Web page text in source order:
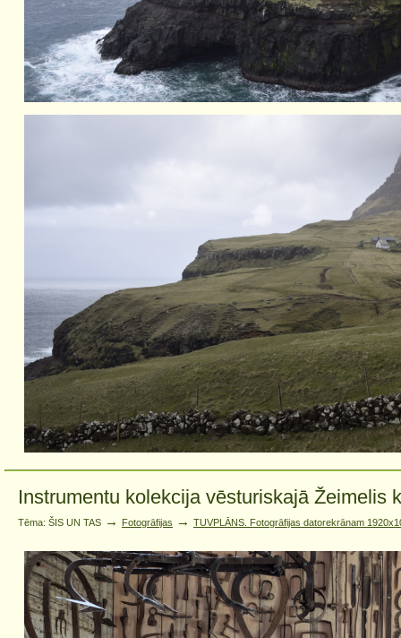
Instrumentu kolekcija vēsturiskajā Žeimelis
Tēma: ŠIS UN TAS → Fotogrāfijas → TUVPLĀNS. Fotogrāfijas datorekrānam